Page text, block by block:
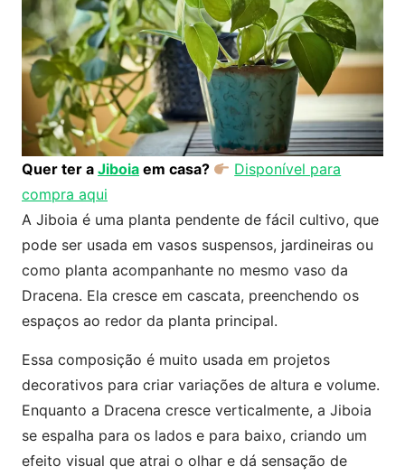
Quer ter a Jiboia em casa?
Disponível para
compra aqui
A Jiboia é uma planta pendente de fácil cultivo, que
pode ser usada em vasos suspensos, jardineiras ou
como planta acompanhante no mesmo vaso da
Dracena. Ela cresce em cascata, preenchendo os
espaços ao redor da planta principal.
Essa composição é muito usada em projetos
decorativos para criar variações de altura e volume.
Enquanto a Dracena cresce verticalmente, a Jiboia
se espalha para os lados e para baixo, criando um
efeito visual que atrai o olhar e dá sensação de